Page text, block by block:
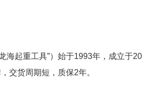
海起重工具”）始于1993年，成立于
交货周期短，质保2年。